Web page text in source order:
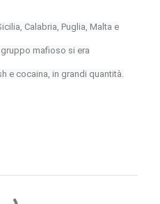
Calabria, Puglia, Malta e
mafioso si era
e cocaina, in grandi quantità.